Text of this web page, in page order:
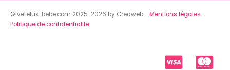
© vetelux-bebe.com 2025-2026 by Creaweb -Mentions légales -
Politique de confidentialité